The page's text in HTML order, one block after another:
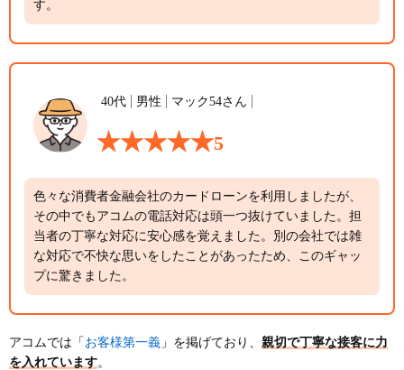
す。
40代 男性 マック54さん
5
色々な消費者金融会社のカードローンを利用しましたが、
その中でもアコムの電話対応は頭一つ抜けていました。担
当者の丁寧な対応に安心感を覚えました。別の会社では雑
な対応で不快な思いをしたことがあったため、このギャッ
プに驚きました。
アコムでは「 お客様第一義 」を掲げており、 親切で丁寧な接客に力
を入れています。